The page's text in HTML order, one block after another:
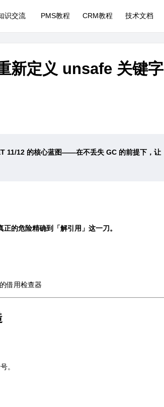
识交流 PMS教程 CRM教程 技术文档
新定义 unsafe 关键字
11/12 的核心蓝图——在不丢失 GC 的前提下，让
的危险精确到「解引用」这一刀。
借用检查器
。